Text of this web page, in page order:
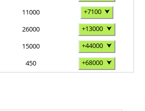
11000 +7100 ⮟
26000 +13000 ⮟
15000 +44000 ⮟
450 +68000 ⮟